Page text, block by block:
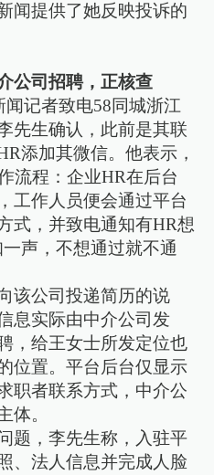
闻提供了她反映投诉的
公司招聘，正核查
闻记者致电58同城浙江
先生确认，此前是其联
添加其微信。他表示，
流程：企业HR在后台
工作人员便会通过平台
式，并致电通知有HR想
声，不想通过就不通
该公司投递简历的说
息实际由中介公司发
，给王女士所发定位也
位置。平台后台仅显示
职者联系方式，中介公
体。
题，李先生称，入驻平
、法人信息并完成人脸